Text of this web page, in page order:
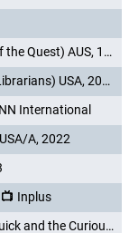
AUS, 1995–2000
USA, 2014–2017
International
A, 2022
Inplus
the Curious) USA, 2016–